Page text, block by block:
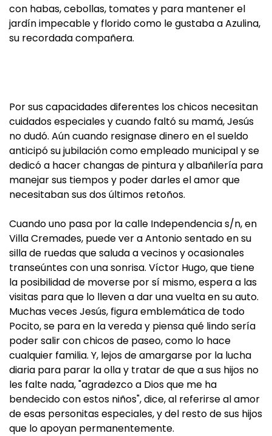
con habas, cebollas, tomates y para mantener el
jardín impecable y florido como le gustaba a Azulina,
su recordada compañera.
Por sus capacidades diferentes los chicos necesitan
cuidados especiales y cuando faltó su mamá, Jesús
no dudó. Aún cuando resignase dinero en el sueldo
anticipó su jubilación como empleado municipal y se
dedicó a hacer changas de pintura y albañilería para
manejar sus tiempos y poder darles el amor que
necesitaban sus dos últimos retoños.
Cuando uno pasa por la calle Independencia s/n, en
Villa Cremades, puede ver a Antonio sentado en su
silla de ruedas que saluda a vecinos y ocasionales
transeúntes con una sonrisa. Víctor Hugo, que tiene
la posibilidad de moverse por sí mismo, espera a las
visitas para que lo lleven a dar una vuelta en su auto.
Muchas veces Jesús, figura emblemática de todo
Pocito, se para en la vereda y piensa qué lindo sería
poder salir con chicos de paseo, como lo hace
cualquier familia. Y, lejos de amargarse por la lucha
diaria para parar la olla y tratar de que a sus hijos no
les falte nada, "agradezco a Dios que me ha
bendecido con estos niños", dice, al referirse al amor
de esas personitas especiales, y del resto de sus hijos
que lo apoyan permanentemente.